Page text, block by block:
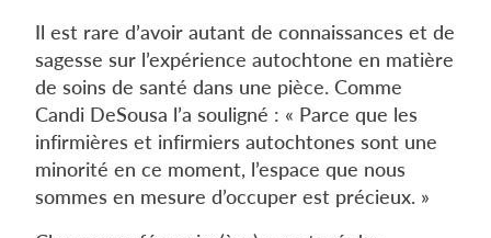
Il est rare d’avoir autant de connaissances et de
sagesse sur l’expérience autochtone en matière
de soins de santé dans une pièce. Comme
Candi DeSousa l’a souligné : « Parce que les
infirmières et infirmiers autochtones sont une
minorité en ce moment, l’espace que nous
sommes en mesure d’occuper est précieux. »